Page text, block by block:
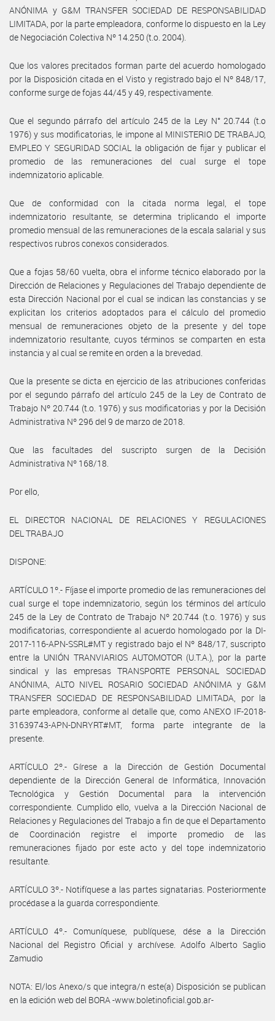
ANÓNIMA y G&M TRANSFER SOCIEDAD DE RESPONSABILIDAD
LIMITADA, por la parte empleadora, conforme lo dispuesto en la Ley
de Negociación Colectiva Nº 14.250 (t.o. 2004).
Que los valores precitados forman parte del acuerdo homologado
por la Disposición citada en el Visto y registrado bajo el Nº 848/17,
conforme surge de fojas 44/45 y 49, respectivamente.
Que el segundo párrafo del artículo 245 de la Ley N° 20.744 (t.o
1976) y sus modificatorias, le impone al MINISTERIO DE TRABAJO,
EMPLEO Y SEGURIDAD SOCIAL la obligación de fijar y publicar el
promedio de las remuneraciones del cual surge el tope
indemnizatorio aplicable.
Que de conformidad con la citada norma legal, el tope
indemnizatorio resultante, se determina triplicando el importe
promedio mensual de las remuneraciones de la escala salarial y sus
respectivos rubros conexos considerados.
Que a fojas 58/60 vuelta, obra el informe técnico elaborado por la
Dirección de Relaciones y Regulaciones del Trabajo dependiente de
esta Dirección Nacional por el cual se indican las constancias y se
explicitan los criterios adoptados para el cálculo del promedio
mensual de remuneraciones objeto de la presente y del tope
indemnizatorio resultante, cuyos términos se comparten en esta
instancia y al cual se remite en orden a la brevedad.
Que la presente se dicta en ejercicio de las atribuciones conferidas
por el segundo párrafo del artículo 245 de la Ley de Contrato de
Trabajo Nº 20.744 (t.o. 1976) y sus modificatorias y por la Decisión
Administrativa Nº 296 del 9 de marzo de 2018.
Que las facultades del suscripto surgen de la Decisión
Administrativa Nº 168/18.
Por ello,
EL DIRECTOR NACIONAL DE RELACIONES Y REGULACIONES
DEL TRABAJO
DISPONE:
ARTÍCULO 1º.- Fíjase el importe promedio de las remuneraciones del
cual surge el tope indemnizatorio, según los términos del artículo
245 de la Ley de Contrato de Trabajo Nº 20.744 (t.o. 1976) y sus
modificatorias, correspondiente al acuerdo homologado por la DI-
2017-116-APN-SSRL#MT y registrado bajo el Nº 848/17, suscripto
entre la UNIÓN TRANVIARIOS AUTOMOTOR (U.T.A.), por la parte
sindical y las empresas TRANSPORTE PERSONAL SOCIEDAD
ANÓNIMA, ALTO NIVEL ROSARIO SOCIEDAD ANÓNIMA y G&M
TRANSFER SOCIEDAD DE RESPONSABILIDAD LIMITADA, por la
parte empleadora, conforme al detalle que, como ANEXO IF-2018-
31639743-APN-DNRYRT#MT, forma parte integrante de la
presente.
ARTÍCULO 2º.- Gírese a la Dirección de Gestión Documental
dependiente de la Dirección General de Informática, Innovación
Tecnológica y Gestión Documental para la intervención
correspondiente. Cumplido ello, vuelva a la Dirección Nacional de
Relaciones y Regulaciones del Trabajo a fin de que el Departamento
de Coordinación registre el importe promedio de las
remuneraciones fijado por este acto y del tope indemnizatorio
resultante.
ARTÍCULO 3º.- Notifíquese a las partes signatarias. Posteriormente
procédase a la guarda correspondiente.
ARTÍCULO 4º.- Comuníquese, publíquese, dése a la Dirección
Nacional del Registro Oficial y archívese. Adolfo Alberto Saglio
Zamudio
NOTA: El/los Anexo/s que integra/n este(a) Disposición se publican
en la edición web del BORA -www.boletinoficial.gob.ar-